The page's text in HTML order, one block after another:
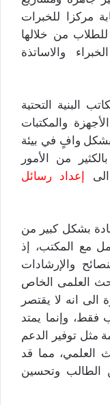
مركزا للخبرات
من خلالها
والاساتذة
البنية التحتية
والمكتبات
بشكل وافٍ في بيئة
من الأمور
إعداد رسائل
بشكل كبير من
مع المكتب، إذ
والإرشادات
العلمى الخاص
الى انه لا يقتصر
فقط، وإنما يمتد
مثل توفير الدعم
العلمي، مما قد
الطالب وتحسين